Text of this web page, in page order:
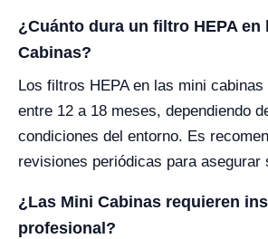
¿Cuánto dura un filtro HEPA en
Cabinas?
Los filtros HEPA en las mini
entre 12 a 18 meses, dependiendo
condiciones del entorno. Es
revisiones periódicas para asegurar
¿Las Mini Cabinas requieren
profesional?